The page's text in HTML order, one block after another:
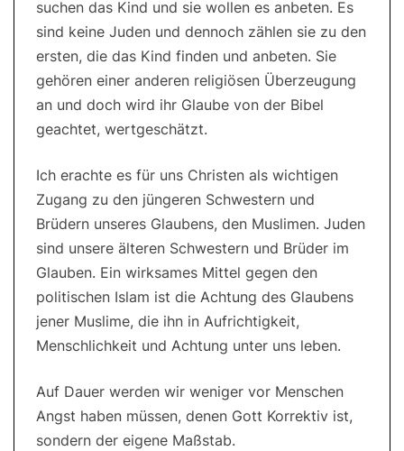
suchen das Kind und sie wollen es anbeten. Es
sind keine Juden und dennoch zählen sie zu den
ersten, die das Kind finden und anbeten. Sie
gehören einer anderen religiösen Überzeugung
an und doch wird ihr Glaube von der Bibel
geachtet, wertgeschätzt.
Ich erachte es für uns Christen als wichtigen
Zugang zu den jüngeren Schwestern und
Brüdern unseres Glaubens, den Muslimen. Juden
sind unsere älteren Schwestern und Brüder im
Glauben. Ein wirksames Mittel gegen den
politischen Islam ist die Achtung des Glaubens
jener Muslime, die ihn in Aufrichtigkeit,
Menschlichkeit und Achtung unter uns leben.
Auf Dauer werden wir weniger vor Menschen
Angst haben müssen, denen Gott Korrektiv ist,
sondern der eigene Maßstab.